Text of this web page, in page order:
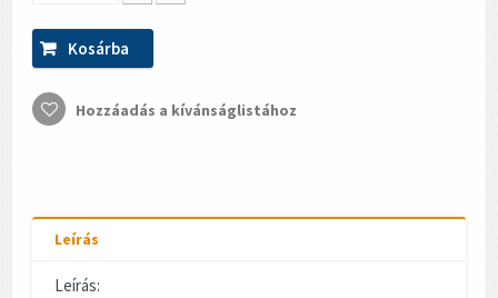
Kosárba
Hozzáadás a kívánságlistához
Leírás
Leírás: